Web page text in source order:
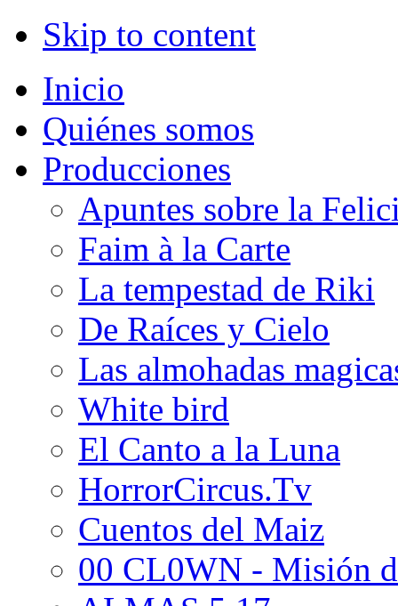
Skip to content
Inicio
Quiénes somos
Producciones
Apuntes sobre la
Faim à la Carte
La tempestad de Riki
De Raíces y Cielo
Las almohadas
White bird
El Canto a la Luna
HorrorCircus.Tv
Cuentos del Maiz
00 CL0WN - Misión